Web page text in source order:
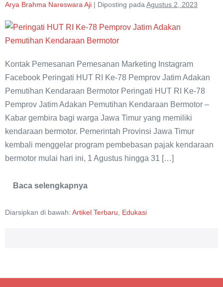
Arya Brahma Nareswara Aji | Diposting padaAgustus 2, 2023
Peringati
HUT
Ke-
78,
Pemprov
Jatim
Adakan
Pemutihan
Kendaraan
Bermotor
Kontak Pemesanan Pemesanan Marketing Instagram
Facebook Peringati HUT RI Ke-78 Pemprov Jatim Adakan
Pemutihan Kendaraan Bermotor Peringati HUT RI Ke-78
Pemprov Jatim Adakan Pemutihan Kendaraan Bermotor –
Kabar gembira bagi warga Jawa Timur yang memiliki
kendaraan bermotor. Pemerintah Provinsi Jawa Timur
kembali menggelar program pembebasan pajak kendaraan
bermotor mulai hari ini, 1 Agustus hingga 31 […]
Baca selengkapnya
Peringati
Ke-
Diarsipkan di bawah: Artikel Terbaru, Edukasi